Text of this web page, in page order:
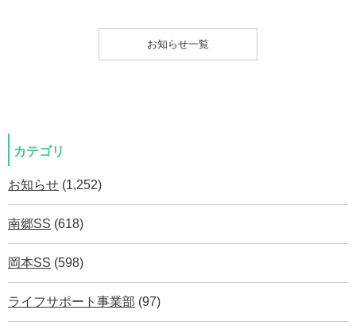
お知らせ一覧
カテゴリ
お知らせ (1,252)
南郷SS (618)
岡本SS (598)
ライフサポート事業部 (97)